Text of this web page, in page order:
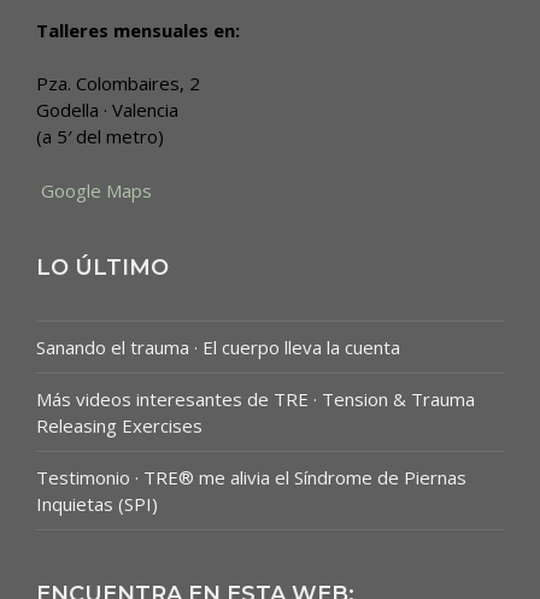
Talleres mensuales en:
Pza. Colombaires, 2
Godella · Valencia
(a 5′ del metro)
Google Maps
LO ÚLTIMO
Sanando el trauma · El cuerpo lleva la cuenta
Más videos interesantes de TRE · Tension & Trauma
Releasing Exercises
Testimonio · TRE® me alivia el Síndrome de Piernas
Inquietas (SPI)